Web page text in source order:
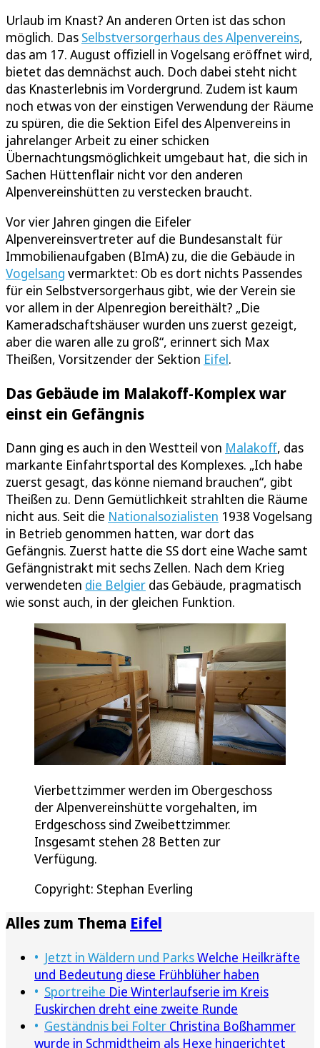
Urlaub im Knast? An anderen Orten ist das schon
möglich. Das Selbstversorgerhaus des Alpenvereins,
das am 17. August offiziell in Vogelsang eröffnet wird,
bietet das demnächst auch. Doch dabei steht nicht
das Knasterlebnis im Vordergrund. Zudem ist kaum
noch etwas von der einstigen Verwendung der Räume
zu spüren, die die Sektion Eifel des Alpenvereins in
jahrelanger Arbeit zu einer schicken
Übernachtungsmöglichkeit umgebaut hat, die sich in
Sachen Hüttenflair nicht vor den anderen
Alpenvereinshütten zu verstecken braucht.
Vor vier Jahren gingen die Eifeler
Alpenvereinsvertreter auf die Bundesanstalt für
Immobilienaufgaben (BImA) zu, die die Gebäude in
Vogelsang vermarktet: Ob es dort nichts Passendes
für ein Selbstversorgerhaus gibt, wie der Verein sie
vor allem in der Alpenregion bereithält? „Die
Kameradschaftshäuser wurden uns zuerst gezeigt,
aber die waren alle zu groß“, erinnert sich Max
Theißen, Vorsitzender der Sektion Eifel.
Das Gebäude im Malakoff-Komplex war
einst ein Gefängnis
Dann ging es auch in den Westteil von Malakoff, das
markante Einfahrtsportal des Komplexes. „Ich habe
zuerst gesagt, das könne niemand brauchen“, gibt
Theißen zu. Denn Gemütlichkeit strahlten die Räume
nicht aus. Seit die Nationalsozialisten 1938 Vogelsang
in Betrieb genommen hatten, war dort das
Gefängnis. Zuerst hatte die SS dort eine Wache samt
Gefängnistrakt mit sechs Zellen. Nach dem Krieg
verwendeten die Belgier das Gebäude, pragmatisch
wie sonst auch, in der gleichen Funktion.
Vierbettzimmer werden im Obergeschoss
der Alpenvereinshütte vorgehalten, im
Erdgeschoss sind Zweibettzimmer.
Insgesamt stehen 28 Betten zur
Verfügung.
Copyright: Stephan Everling
Alles zum Thema Eifel
Jetzt in Wäldern und ParksWelche Heilkräfte
und Bedeutung diese Frühblüher haben
Sportreihe Die Winterlaufserie im Kreis
Euskirchen dreht eine zweite Runde
Geständnis bei Folter Christina Boßhammer
wurde in Schmidtheim als Hexe hingerichtet